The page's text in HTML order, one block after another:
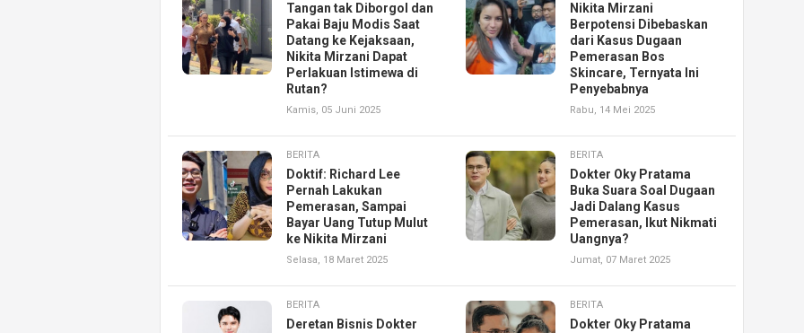
Tangan tak Diborgol dan
Pakai Baju Modis Saat
Datang ke Kejaksaan,
Nikita Mirzani Dapat
Perlakuan Istimewa di
Rutan?
Kamis, 05 Juni 2025
Nikita Mirzani
Berpotensi Dibebaskan
dari Kasus Dugaan
Pemerasan Bos
Skincare, Ternyata Ini
Penyebabnya
Rabu, 14 Mei 2025
BERITA
Doktif: Richard Lee
Pernah Lakukan
Pemerasan, Sampai
Bayar Uang Tutup Mulut
ke Nikita Mirzani
Selasa, 18 Maret 2025
BERITA
Dokter Oky Pratama
Buka Suara Soal Dugaan
Jadi Dalang Kasus
Pemerasan, Ikut Nikmati
Uangnya?
Jumat, 07 Maret 2025
BERITA
Deretan Bisnis Dokter
BERITA
Dokter Oky Pratama